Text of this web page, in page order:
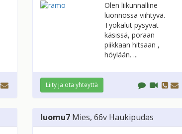
Olen liikunnalline
luonnossa viihtyvä.
Työkalut pysyvät
käsissä, poraan
piikkaan hitsaan ,
höylään. ...
Liity ja ota yhteyttä
luomu7 Mies, 66v Haukipudas